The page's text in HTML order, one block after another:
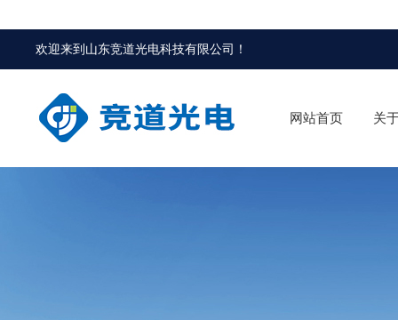
欢迎来到 山东竞道光电科技有限公司 ！
网站首页 关